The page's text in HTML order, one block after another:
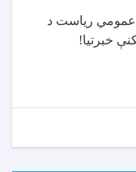
عمومي رياست د
خبرتيا!